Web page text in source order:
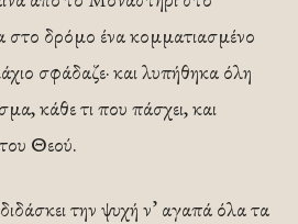
στο δρόμο ένα κομματιασμένο
σφάδαζε· και λυπήθηκα όλη
κάθε τι που πάσχει, και
Θεού.
την ψυχή ν’ αγαπά όλα τα